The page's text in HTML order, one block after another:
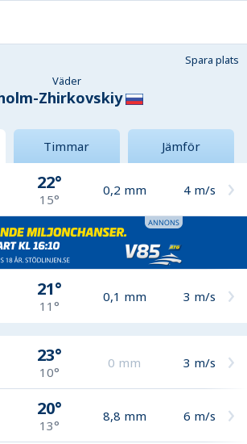
Spara plats
Väder
Zhirkovskiy
Timmar Jämför
22°
15°
0,2 mm 4 m/s
21°
11°
0,1 mm 3 m/s
23°
10°
0 mm 3 m/s
20°
13°
8,8 mm 6 m/s